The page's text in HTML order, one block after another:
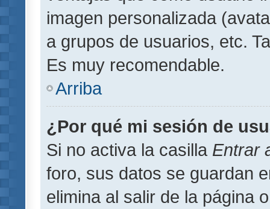
imagen personalizada
a grupos de usuarios, etc.
Es muy recomendable.
Arriba
¿Por qué mi sesión de
Si no activa la casilla Entrar
foro, sus datos se guardan
elimina al salir de la página